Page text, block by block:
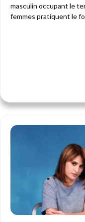
masculin occupant le
femmes pratiquent le